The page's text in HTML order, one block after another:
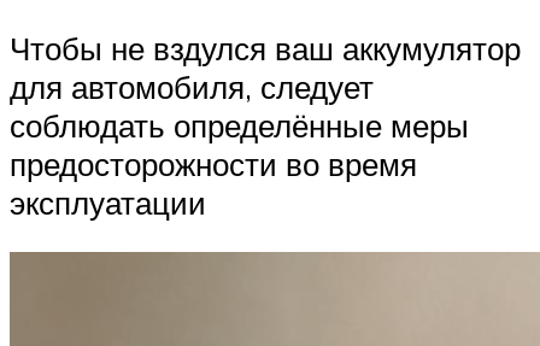
Чтобы не вздулся ваш аккумулятор
для автомобиля, следует
соблюдать определённые меры
предосторожности во время
эксплуатации